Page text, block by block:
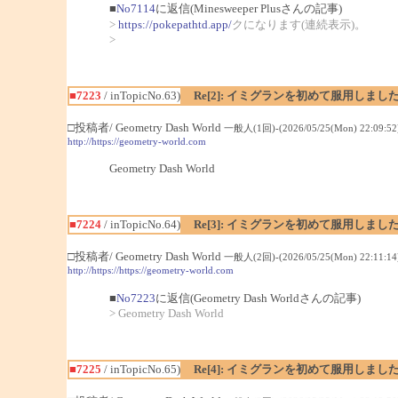
■No7114に返信(Minesweeper Plusさんの記事)
> https://pokepathtd.app/クになります(連続表示)。
>
■7223 / inTopicNo.63)
Re[2]: イミグランを初めて服用しました
□投稿者/ Geometry Dash World 一般人(1回)-(2026/05/25(Mon)
http://https://geometry-world.com
Geometry Dash World
■7224/ inTopicNo.64)
Re[3]: イミグランを初めて服用しました
□投稿者/ Geometry Dash World 一般人(2回)-(2026/05/25(Mon)
http://https://https://geometry-world.com
■No7223に返信(Geometry Dash Worldさんの記事)
> Geometry Dash World
■7225 / inTopicNo.65)
Re[4]: イミグランを初めて服用しました